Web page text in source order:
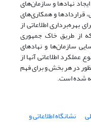
نهادها و سازمان‌های
قراردادها و همکاری‌‌های
اطلاعاتی از
از طریق خاک جمهوری
سازمان‌ها و نهادهای
اطلاعاتی آنها از
در هر بخش و برای فهم
شده است.
نشانگاه اطلاعاتی و